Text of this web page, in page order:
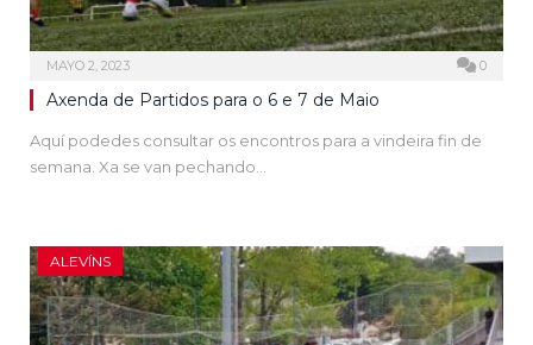
MAYO 2, 2023 0
Axenda de Partidos para o 6 e 7 de Maio
Aquí podedes consultar os encontros para a vindeira fin de
semana. Xa se van pechando…
ALEVÍNS